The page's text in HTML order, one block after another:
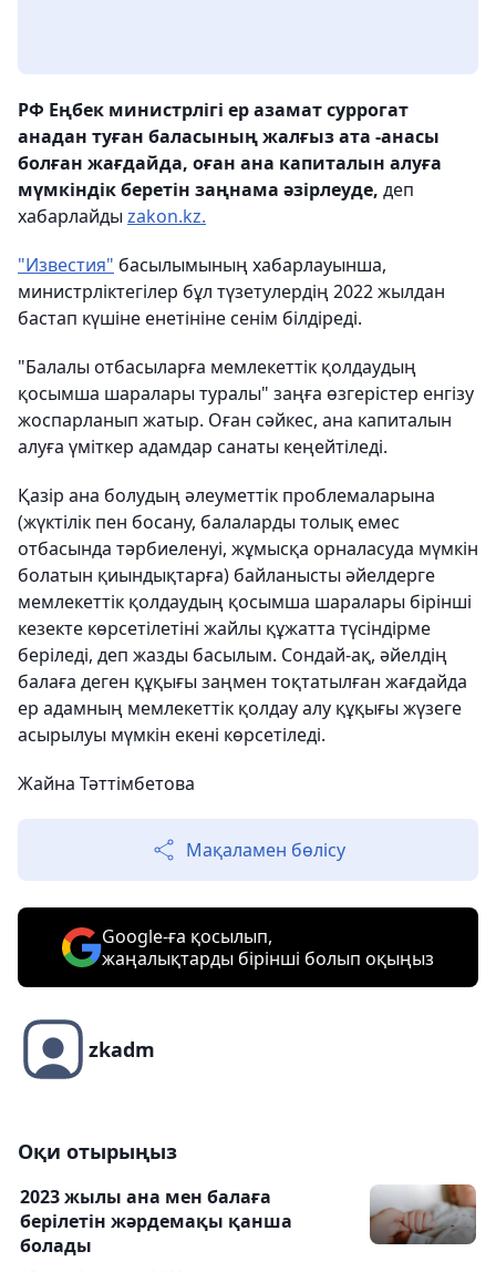
РФ Еңбек министрлігі ер азамат суррогат
анадан туған баласының жалғыз ата -анасы
болған жағдайда, оған ана капиталын алуға
мүмкіндік беретін заңнама әзірлеуде, деп
хабарлайды zakon.kz.
"Известия" басылымының хабарлауынша,
министрліктегілер бұл түзетулердің 2022 жылдан
бастап күшіне енетініне сенім білдіреді.
"Балалы отбасыларға мемлекеттік қолдаудың
қосымша шаралары туралы" заңға өзгерістер енгізу
жоспарланып жатыр. Оған сәйкес, ана капиталын
алуға үміткер адамдар санаты кеңейтіледі.
Қазір ана болудың әлеуметтік проблемаларына
(жүктілік пен босану, балаларды толық емес
отбасында тәрбиеленуі, жұмысқа орналасуда мүмкін
болатын қиындықтарға) байланысты әйелдерге
мемлекеттік қолдаудың қосымша шаралары бірінші
кезекте көрсетілетіні жайлы құжатта түсіндірме
беріледі, деп жазды басылым. Сондай-ақ, әйелдің
балаға деген құқығы заңмен тоқтатылған жағдайда
ер адамның мемлекеттік қолдау алу құқығы жүзеге
асырылуы мүмкін екені көрсетіледі.
Жайна Тәттімбетова
Мақаламен бөлісу
Google-ға қосылып,
жаңалықтарды бірінші болып оқыңыз
zkadm
Оқи отырыңыз
2023 жылы ана мен балаға
берілетін жәрдемақы қанша
болады